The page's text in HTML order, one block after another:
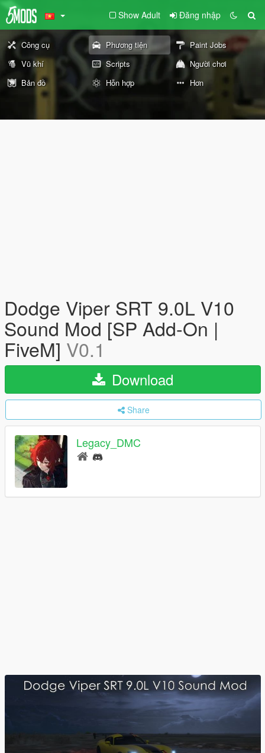
Show Adult Đăng nhập
Công cụ Phương tiện
Paint Jobs
Vũ khí
Scripts
Người chơi
Bản đồ
Hỗn hợp Hơn
Dodge Viper SRT 9.0L V10
Sound Mod [SP Add-On |
FiveM] V0.1
Download
Share
Legacy_DMC